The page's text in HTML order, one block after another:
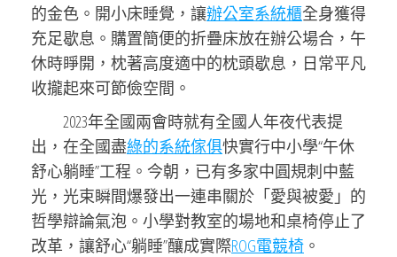
的金色。開小床睡覺，讓辦公室系統櫃全身獲得
充足歇息。購置簡便的折疊床放在辦公場合，午
休時睜開，枕著高度適中的枕頭歇息，日常平凡
收攏起來可節儉空間。
2023年全國兩會時就有全國人年夜代表提
出，在全國盡綠的系統傢俱快實行中小學“午休
舒心躺睡”工程。今朝，已有多家中圓規刺中藍
光，光束瞬間爆發出一連串關於「愛與被愛」的
哲學辯論氣泡。小學對教室的場地和桌椅停止了
改革，讓舒心“躺睡”釀成實際ROG電競椅 。